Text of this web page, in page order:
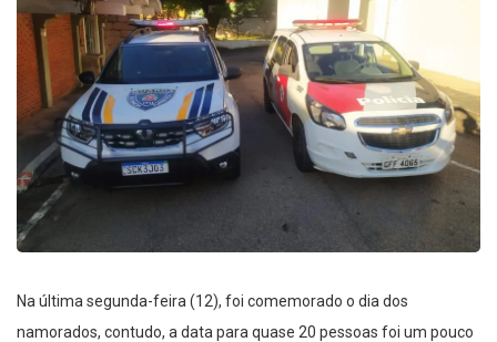
Na última segunda-feira (12), foi comemorado o dia dos
namorados, contudo, a data para quase 20 pessoas foi um pouco